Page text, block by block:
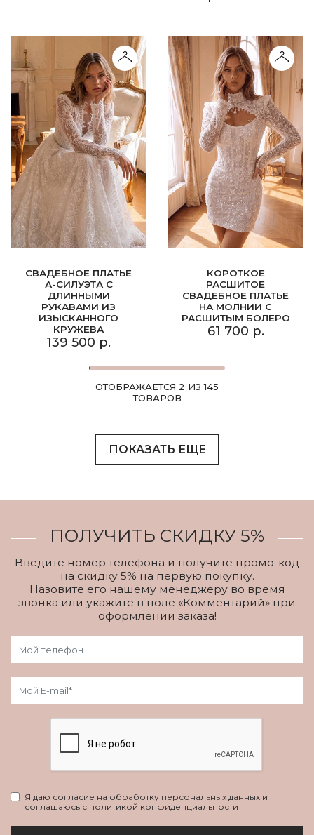
СВАДЕБНОЕ ПЛАТЬЕ
А-СИЛУЭТА С
ДЛИННЫМИ
РУКАВАМИ ИЗ
ИЗЫСКАННОГО
КРУЖЕВА
139 500 р.
КОРОТКОЕ
РАСШИТОЕ
СВАДЕБНОЕ ПЛАТЬЕ
НА МОЛНИИ С
РАСШИТЫМ БОЛЕРО
61 700 р.
ОТОБРАЖАЕТСЯ 2 ИЗ 145
ТОВАРОВ
ПОКАЗАТЬ ЕЩЕ
ПОЛУЧИТЬ СКИДКУ 5%
Введите номер телефона и получите промо-код
на скидку 5% на первую покупку.
Назовите его нашему менеджеру во время
звонка или укажите в поле «Комментарий» при
оформлении заказа!
Я даю согласие на обработку персональных данных и
соглашаюсь с политикой конфиденциальности